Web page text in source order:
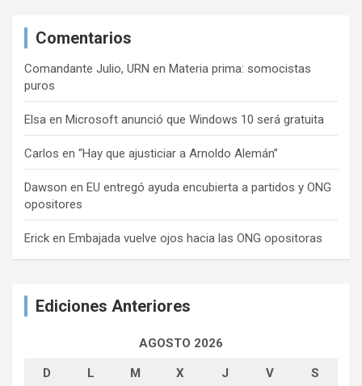
Comentarios
Comandante Julio, URN en Materia prima: somocistas
puros
Elsa en Microsoft anunció que Windows 10 será gratuita
Carlos en “Hay que ajusticiar a Arnoldo Alemán”
Dawson en EU entregó ayuda encubierta a partidos y ONG
opositores
Erick en Embajada vuelve ojos hacia las ONG opositoras
Ediciones Anteriores
AGOSTO 2026
D L M X J V S